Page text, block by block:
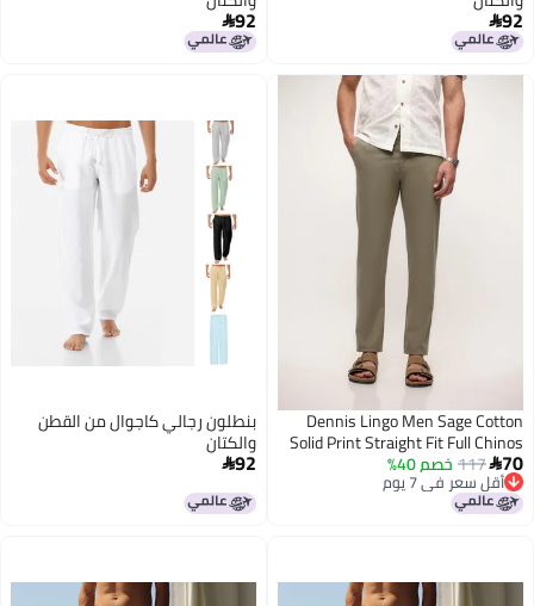
92
92
Dennis Lingo Men Sage Cotton
Solid Print Straight Fit Full Chinos
Trouser
70
117 خصم 40%
أقل سعر في 7 يوم
أقل سعر في 7 يوم
بنطلون رجالي كاجوال من القطن
والكتان
92